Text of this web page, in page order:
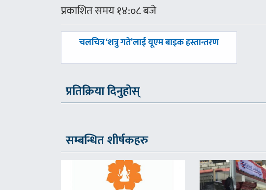
प्रकाशित समय १४:०८ बजे
पछिल्लाे
चलचित्र ‘शत्रु गते’लाई यूएम बाइक हस्तान्तरण
प्रतिक्रिया दिनुहोस्
सम्बन्धित शीर्षकहरु